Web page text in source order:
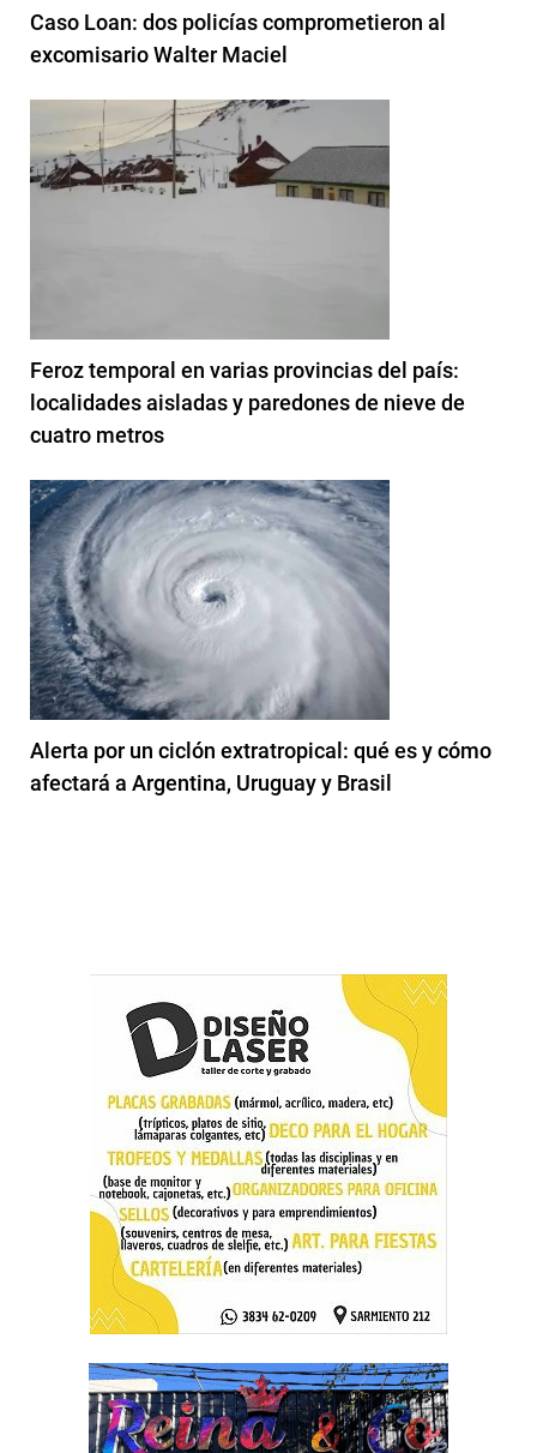
Caso Loan: dos policías comprometieron al
excomisario Walter Maciel
Feroz temporal en varias provincias del país:
localidades aisladas y paredones de nieve de
cuatro metros
Alerta por un ciclón extratropical: qué es y cómo
afectará a Argentina, Uruguay y Brasil